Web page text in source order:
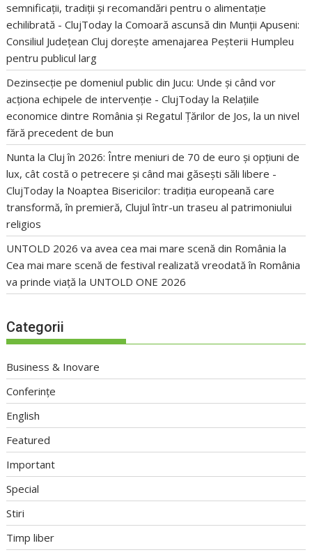
semnificații, tradiții și recomandări pentru o alimentație
echilibrată - ClujToday laComoară ascunsă din Munții Apuseni:
Consiliul Județean Cluj dorește amenajarea Peșterii Humpleu
pentru publicul larg
Dezinsecție pe domeniul public din Jucu: Unde și când vor
acționa echipele de intervenție - ClujToday la Relațiile
economice dintre România și Regatul Țărilor de Jos, la un nivel
fără precedent de bun
Nunta la Cluj în 2026: Între meniuri de 70 de euro și opțiuni de
lux, cât costă o petrecere și când mai găsești săli libere -
ClujToday la Noaptea Bisericilor: tradiția europeană care
transformă, în premieră, Clujul într-un traseu al patrimoniului
religios
UNTOLD 2026 va avea cea mai mare scenă din România la
Cea mai mare scenă de festival realizată vreodată în România
va prinde viață la UNTOLD ONE 2026
Categorii
Business & Inovare
Conferințe
English
Featured
Important
Special
Stiri
Timp liber